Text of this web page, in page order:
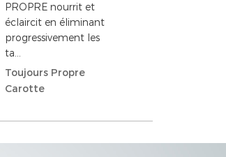
PROPRE nourrit et
éclaircit en éliminant
progressivement les
ta...
Toujours Propre
Carotte